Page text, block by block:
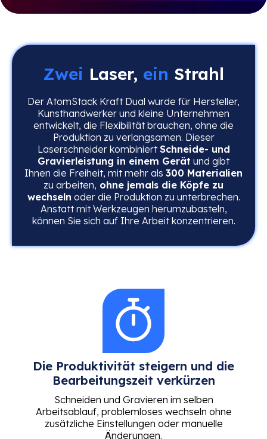
Zwei Laser, ein Strahl
Der AtomStack Kraft Dual wurde für Hersteller,
Kunsthandwerker und kleine Unternehmen
entwickelt, die Flexibilität brauchen, ohne die
Produktion zu verlangsamen. Dieser
Laserschneider kombiniertSchneide- und
Gravierleistung in einem Gerät und gibt
Ihnen die Freiheit, mit mehr als 300 Materialien
zu arbeiten, ohne jemals die Köpfe zu
wechseln oder die Produktion zu unterbrechen.
Anstatt mit Werkzeugen herumzubasteln,
können Sie sich auf Ihre Arbeit konzentrieren.
Die Produktivität steigern und die
Bearbeitungszeit verkürzen
Schneiden und Gravieren im selben
Arbeitsablauf, problemloses wechseln ohne
zusätzliche Einstellungen oder manuelle
Änderungen.